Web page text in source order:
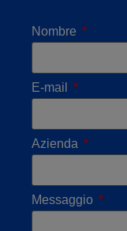
Nombre
E-mail
Azienda
Messaggio